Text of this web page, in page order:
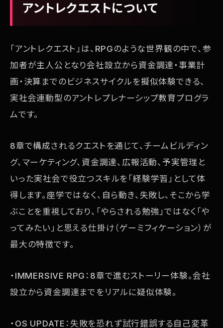
アントレクエストについて
「アントレクエスト」は、RPGのような世界観の中で、参
加者が主人公となり会社設立から資金調達・事業計
画・決算までのビジネスサイクルを擬似体験できる、
実社会連動型のアントレプレナーシップ教育プログラ
ムです。
8章で構成されるクエストを通じて、チームビルディン
グ、マーケティング、資金調達、広報活動、予実管理と
いった実社会で役立つスキルを「経験学習」として体
得します。座学ではなく、自ら動き、失敗し、そこから学
ぶことを重視しており、「やらされる勉強」ではなく「や
ってみたい」と思える仕掛け（ゲーミフィケーション）が
最大の特徴です。
・IMMERSIVE RPG：8章で進むストーリー体験。会社
設立から資金調達までをリアルに疑似体験。
・OS UPDATE：失敗を恐れず試行錯誤する自己変革